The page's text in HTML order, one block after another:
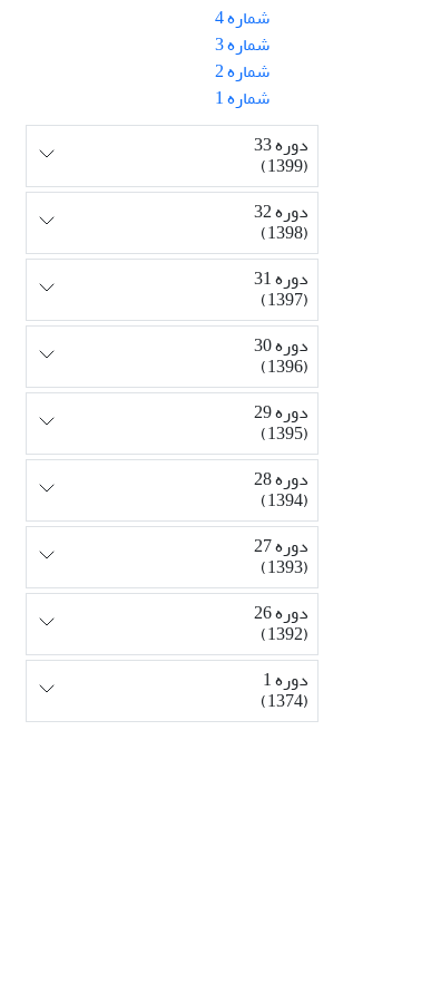
شماره 4
شماره 3
شماره 2
شماره 1
دوره 33
(1399)
دوره 32
(1398)
دوره 31
(1397)
دوره 30
(1396)
دوره 29
(1395)
دوره 28
(1394)
دوره 27
(1393)
دوره 26
(1392)
دوره 1
(1374)